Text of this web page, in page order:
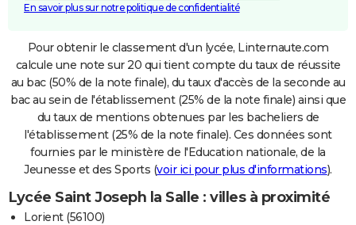
En savoir plus sur notre politique de confidentialité
Pour obtenir le classement d'un lycée, Linternaute.com
calcule une note sur 20 qui tient compte du taux de réussite
au bac (50% de la note finale), du taux d'accès de la seconde au
bac au sein de l'établissement (25% de la note finale) ainsi que
du taux de mentions obtenues par les bacheliers de
l'établissement (25% de la note finale). Ces données sont
fournies par le ministère de l'Education nationale, de la
Jeunesse et des Sports (voir ici pour plus d'informations).
Lycée Saint Joseph la Salle : villes à proximité
Lorient (56100)